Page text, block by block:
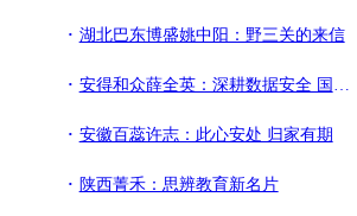
湖北巴东博盛姚中阳：野三关的来信
安得和众薛全英：深耕数据安全 国产技术扬帆出海
安徽百蕊许志：此心安处 归家有期
陕西菁禾：思辨教育新名片